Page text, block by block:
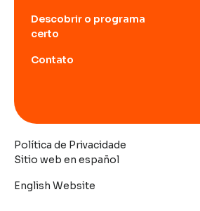
Descobrir o programa
certo
Contato
Sitio web en español
English Website
Política de Privacidade